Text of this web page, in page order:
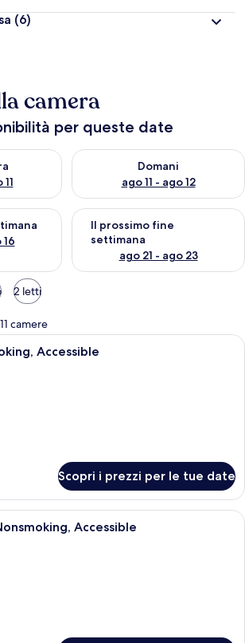
(6)
camera
per queste date
per questa sera, ago 10 - ago 11
Domani
ago 11 - ago 12
Verifica la disponibilità per
per questo fine settimana, ago 14 -
Il prossimo fine
settimana
ago 21 - ago 23
Verifica la disponibilità per il
2 letti
camere
Una camera d'albergo con un letto,
Accessible
Scopri i prezzi per le tue date
Una camera d'albergo compatta
Accessible